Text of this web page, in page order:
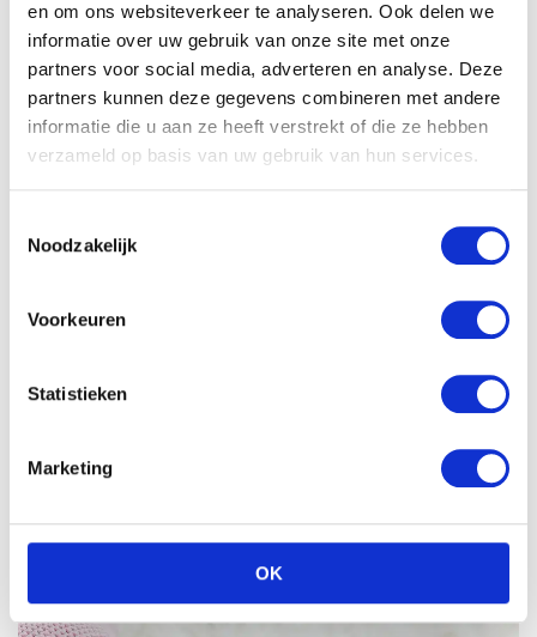
en om ons websiteverkeer te analyseren. Ook delen we
informatie over uw gebruik van onze site met onze
partners voor social media, adverteren en analyse. Deze
partners kunnen deze gegevens combineren met andere
informatie die u aan ze heeft verstrekt of die ze hebben
verzameld op basis van uw gebruik van hun services.
Noodzakelijk
Voorkeuren
Statistieken
Marketing
OK